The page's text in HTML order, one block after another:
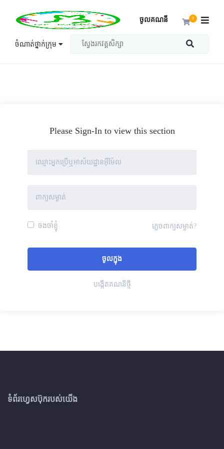
ចំណាត់ថ្នាក់ក្រុម
0
ចូលគណនី
Please Sign-In to view this section
ចងចាំខ្ញុំ ភ្លេចពាក្យសម្ងាត់?
បង្កើតគណនីថ្មី
ទំព័រហ្វេសប៊ុករបស់យើង